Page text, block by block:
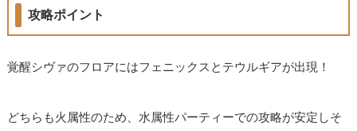
攻略ポイント
覚醒シヴァのフロアにはフェニックスとテウルギアが出現！
どちらも火属性のため、水属性パーティーでの攻略が安定しそ